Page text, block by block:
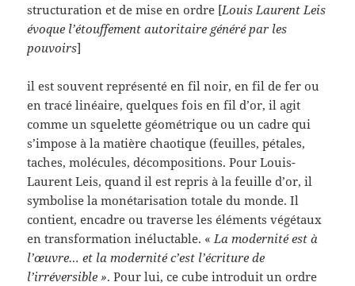
structuration et de mise en ordre [Louis Laurent Leis
évoque l’étouffement autoritaire généré par les
pouvoirs]
il est souvent représenté en fil noir, en fil de fer ou
en tracé linéaire, quelques fois en fil d’or, il agit
comme un squelette géométrique ou un cadre qui
s’impose à la matière chaotique (feuilles, pétales,
taches, molécules, décompositions. Pour Louis-
Laurent Leis, quand il est repris à la feuille d’or, il
symbolise la monétarisation totale du monde. Il
contient, encadre ou traverse les éléments végétaux
en transformation inéluctable. « La modernité est à
l’œuvre… et la modernité c’est l’écriture de
l’irréversible ». Pour lui, ce cube introduit un ordre